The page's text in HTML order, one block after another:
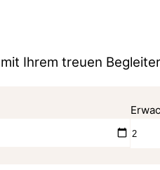
Ihrem treuen